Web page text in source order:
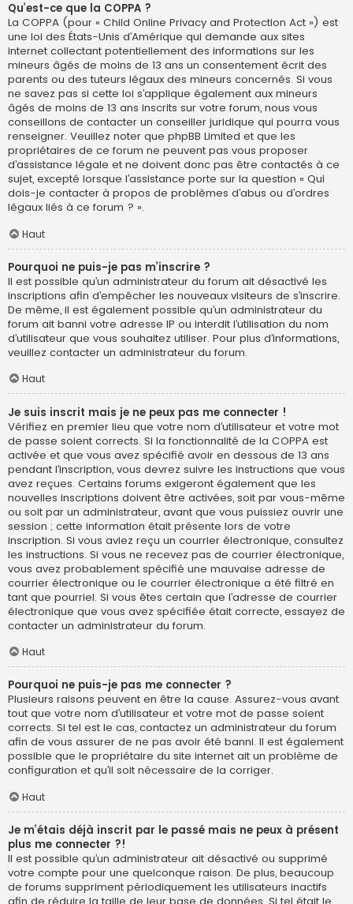
Qu’est-ce que la COPPA ?
La COPPA (pour « Child Online Privacy and Protection Act ») est
une loi des États-Unis d’Amérique qui demande aux sites
internet collectant potentiellement des informations sur les
mineurs âgés de moins de 13 ans un consentement écrit des
parents ou des tuteurs légaux des mineurs concernés. Si vous
ne savez pas si cette loi s’applique également aux mineurs
âgés de moins de 13 ans inscrits sur votre forum, nous vous
conseillons de contacter un conseiller juridique qui pourra vous
renseigner. Veuillez noter que phpBB Limited et que les
propriétaires de ce forum ne peuvent pas vous proposer
d’assistance légale et ne doivent donc pas être contactés à ce
sujet, excepté lorsque l’assistance porte sur la question « Qui
dois-je contacter à propos de problèmes d’abus ou d’ordres
légaux liés à ce forum ? ».
Haut
Pourquoi ne puis-je pas m’inscrire ?
Il est possible qu’un administrateur du forum ait désactivé les
inscriptions afin d’empêcher les nouveaux visiteurs de s’inscrire.
De même, il est également possible qu’un administrateur du
forum ait banni votre adresse IP ou interdit l’utilisation du nom
d’utilisateur que vous souhaitez utiliser. Pour plus d’informations,
veuillez contacter un administrateur du forum.
Haut
Je suis inscrit mais je ne peux pas me connecter !
Vérifiez en premier lieu que votre nom d’utilisateur et votre mot
de passe soient corrects. Si la fonctionnalité de la COPPA est
activée et que vous avez spécifié avoir en dessous de 13 ans
pendant l’inscription, vous devrez suivre les instructions que vous
avez reçues. Certains forums exigeront également que les
nouvelles inscriptions doivent être activées, soit par vous-même
ou soit par un administrateur, avant que vous puissiez ouvrir une
session ; cette information était présente lors de votre
inscription. Si vous aviez reçu un courrier électronique, consultez
les instructions. Si vous ne recevez pas de courrier électronique,
vous avez probablement spécifié une mauvaise adresse de
courrier électronique ou le courrier électronique a été filtré en
tant que pourriel. Si vous êtes certain que l’adresse de courrier
électronique que vous avez spécifiée était correcte, essayez de
contacter un administrateur du forum.
Haut
Pourquoi ne puis-je pas me connecter ?
Plusieurs raisons peuvent en être la cause. Assurez-vous avant
tout que votre nom d’utilisateur et votre mot de passe soient
corrects. Si tel est le cas, contactez un administrateur du forum
afin de vous assurer de ne pas avoir été banni. Il est également
possible que le propriétaire du site internet ait un problème de
configuration et qu’il soit nécessaire de la corriger.
Haut
Je m’étais déjà inscrit par le passé mais ne peux à présent
plus me connecter ?!
Il est possible qu’un administrateur ait désactivé ou supprimé
votre compte pour une quelconque raison. De plus, beaucoup
de forums suppriment périodiquement les utilisateurs inactifs